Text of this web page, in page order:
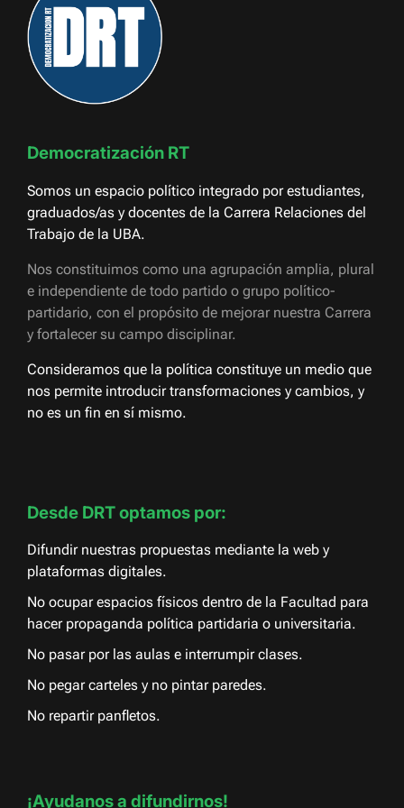
Democratización RT
Somos un espacio político integrado por estudiantes,
graduados/as y docentes de la Carrera Relaciones del
Trabajo de la UBA.
Nos constituimos como una agrupación amplia, plural
e independiente de todo partido o grupo político-
partidario, con el propósito de mejorar nuestra Carrera
y fortalecer su campo disciplinar.
Consideramos que la política constituye un medio que
nos permite introducir transformaciones y cambios, y
no es un fin en sí mismo.
Desde DRT optamos por:
Difundir nuestras propuestas mediante la web y
plataformas digitales.
No ocupar espacios físicos dentro de la Facultad para
hacer propaganda política partidaria o universitaria.
No pasar por las aulas e interrumpir clases.
No pegar carteles y no pintar paredes.
No repartir panfletos.
¡Ayudanos a difundirnos!